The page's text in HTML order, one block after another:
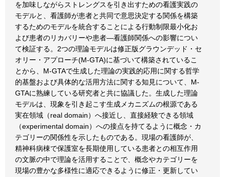
を加味しながらストレングスを引き出すための看護実践の
モデルと、看護師が患者と共同で意思決定する関係を構築
するためのモデルを統合することによる行動制限最小化お
よび患者のリカバリーや患者―看護師関係への影響につい
て検証する。2つの理論モデルは修正版グラウンデッド・セ
オリー・アプローチ(M-GTA)に基づいて構築されているこ
とから、M-GTAで生成した理論の実践的応用に関する哲学
的基盤および具体的な活用方法に関する知見について、M-
GTAに熟練している研究者と共に協議した。生成した理論
モデルは、現象を引き起こす生成メカニズムの根源である
実在領域（real domain）へ接近し、直接経験できる領域
（experimental domain）への接点を持てるように概念・カ
テゴリーの関係性を示したものである。現場の看護師が、
精神科病棟で保護室を長期使用している患者との相互作用
の文脈の中で理論を活用することで、概念やカテゴリーを
現場の豊かな多様性に適応できるように修正・更新してい